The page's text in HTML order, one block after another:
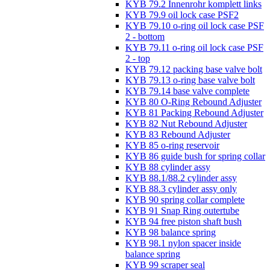
KYB 79.2 Innenrohr komplett links
KYB 79.9 oil lock case PSF2
KYB 79.10 o-ring oil lock case PSF
2 - bottom
KYB 79.11 o-ring oil lock case PSF
2 - top
KYB 79.12 packing base valve bolt
KYB 79.13 o-ring base valve bolt
KYB 79.14 base valve complete
KYB 80 O-Ring Rebound Adjuster
KYB 81 Packing Rebound Adjuster
KYB 82 Nut Rebound Adjuster
KYB 83 Rebound Adjuster
KYB 85 o-ring reservoir
KYB 86 guide bush for spring collar
KYB 88 cylinder assy
KYB 88.1/88.2 cylinder assy
KYB 88.3 cylinder assy only
KYB 90 spring collar complete
KYB 91 Snap Ring outertube
KYB 94 free piston shaft bush
KYB 98 balance spring
KYB 98.1 nylon spacer inside
balance spring
KYB 99 scraper seal